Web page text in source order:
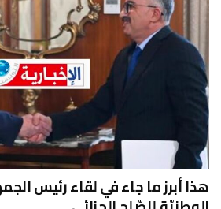
هذا أبرز ما جاء في لقاء رئيس